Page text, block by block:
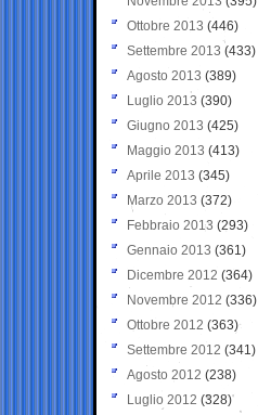
Ottobre 2013 (446)
Settembre 2013 (433)
Agosto 2013 (389)
Luglio 2013 (390)
Giugno 2013 (425)
Maggio 2013 (413)
Aprile 2013 (345)
Marzo 2013 (372)
Febbraio 2013 (293)
Gennaio 2013 (361)
Dicembre 2012 (364)
Novembre 2012 (336)
Ottobre 2012 (363)
Settembre 2012 (341)
Agosto 2012 (238)
Luglio 2012 (328)